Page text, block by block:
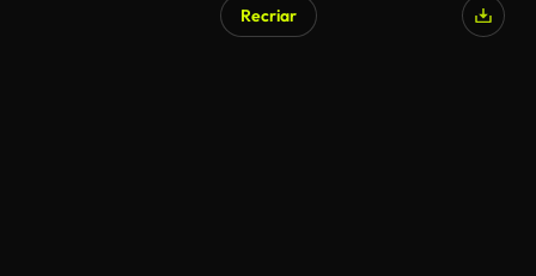
Recriar